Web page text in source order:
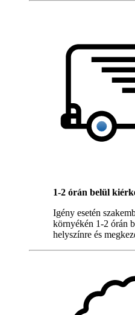
1-2 órán belül
Igény esetén
környékén 1-2 órán
helyszínre és